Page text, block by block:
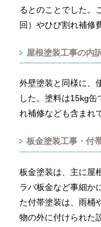
るとのことでした。
回）やひび割れ補修
屋根塗装工事の内
外壁塗装と同様に、
した。塗料は15kg缶
れ補修なども含まれ
板金塗装工事・付
板金塗装は、主に屋
ラバ板金など事細か
た付帯塗装は、雨桶
物の外に付けられた